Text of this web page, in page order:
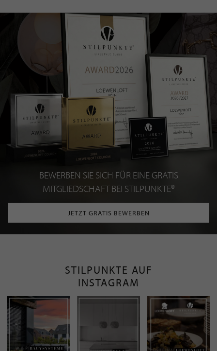
BEWERBEN SIE SICH FÜR EINE GRATIS
MITGLIEDSCHAFT BEI STILPUNKTE®
JETZT GRATIS BEWERBEN
STILPUNKTE AUF
INSTAGRAM